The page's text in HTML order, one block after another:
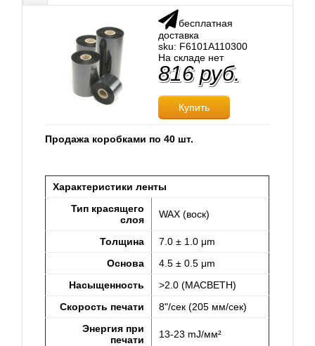
бесплатная
доставка
sku: F6101A110300
На складе нет
816 руб.
Купить
Продажа коробками по 40 шт.
Характеристики ленты
Тип красящего
слоя
WAX (воск)
Толщина
7.0 ± 1.0 μm
Основа
4.5 ± 0.5 μm
Насыщенность
>2.0 (MACBETH)
Скорость печати
8"/сек (205 мм/сек)
Энергия при
печати
13-23 mJ/мм²